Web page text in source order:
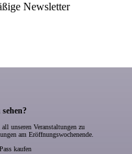
Newsletter
unseren Veranstaltungen zu
am Eröffnungswochenende.
kaufen